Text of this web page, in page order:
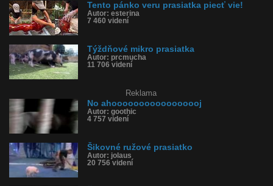
Tento pánko veru prasiatka piecť vie!
Autor: esterina
7 460 videní
Týždňové mikro prasiatka
Autor: prcmucha
11 706 videní
Reklama
No ahooooooooooooooooj
Autor: goothic
4 757 videní
Šikovné ružové prasiatko
Autor: jolaus
20 756 videní